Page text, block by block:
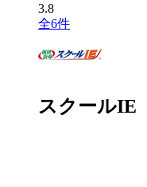
3.8
全6件
スクールIE